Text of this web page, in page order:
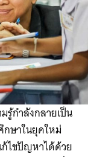
รู้กำลังกลายเป็น
ษาในยุคใหม่
ก้ไขปัญหาได้ด้วย